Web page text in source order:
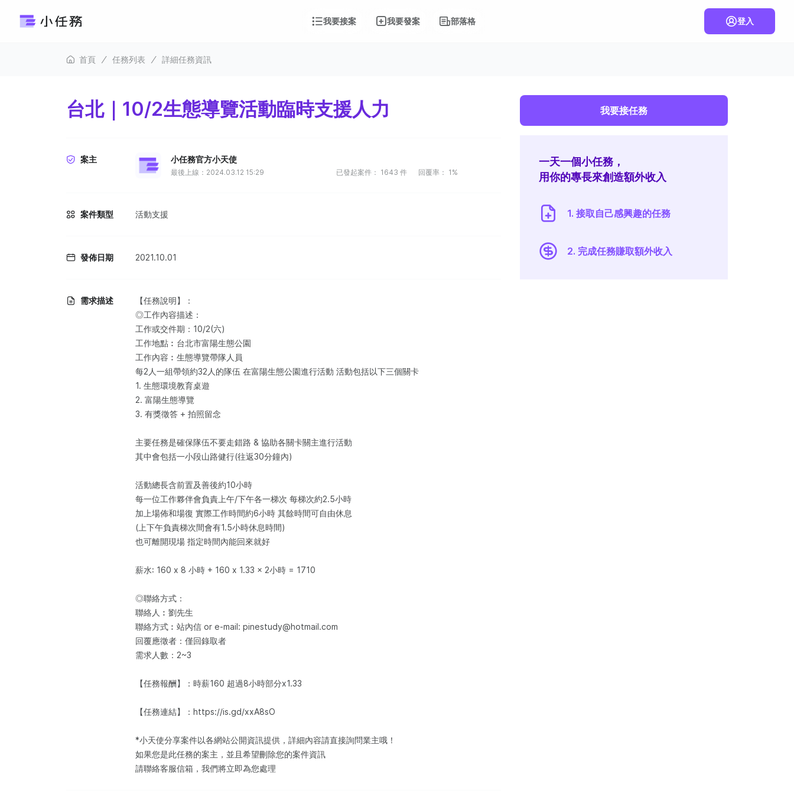
我要接案 我要發案 部落格 登入
首頁 任務列表 詳細任務資訊
台北｜10/2生態導覽活動臨時支援人力
案主 小任務官方小天使
最後上線：2024.03.12 15:29 已發起案件： 1643 件 回覆率： 1%
案件類型 活動支援
發佈日期 2021.10.01
需求描述
【任務說明】：​
◎工作內容描述：​
工作或交件期：10/2(六)
工作地點︰台北市富陽生態公園
工作內容︰生態導覽帶隊人員
每2人一組帶領約32人的隊伍 在富陽生態公園進行活動 活動包括以下三個關卡
1. 生態環境教育桌遊
2. 富陽生態導覽
3. 有獎徵答 + 拍照留念
主要任務是確保隊伍不要走錯路 & 協助各關卡關主進行活動
其中會包括一小段山路健行(往返30分鐘內)
活動總長含前置及善後約10小時
每一位工作夥伴會負責上午/下午各一梯次 每梯次約2.5小時
加上場佈和場復 實際工作時間約6小時 其餘時間可自由休息
(上下午負責梯次間會有1.5小時休息時間)
也可離開現場 指定時間內能回來就好
薪水: 160 x 8 小時 + 160 x 1.33 x 2小時 = 1710
◎聯絡方式：
聯絡人︰劉先生
聯絡方式︰站內信 or e-mail: pinestudy@hotmail.com
回覆應徵者：僅回錄取者
需求人數：2~3
【任務報酬】：時薪160 超過8小時部分x1.33
【任務連結】：https://is.gd/xxA8sO
*小天使分享案件以各網站公開資訊提供，詳細內容請直接詢問業主哦！
如果您是此任務的案主，並且希望刪除您的案件資訊
請聯絡客服信箱，我們將立即為您處理
我要接任務
一天一個小任務，
用你的專長來創造額外收入
1. 接取自己感興趣的任務
2. 完成任務賺取額外收入